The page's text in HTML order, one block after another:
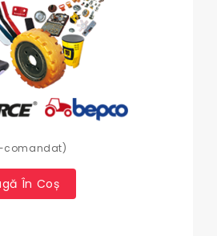
comandat)
În Coș